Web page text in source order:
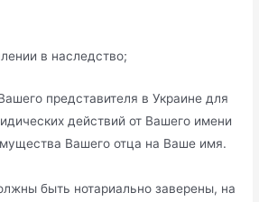
в наследство;
представителя в Украине для
действий от Вашего имени
Вашего отца на Ваше имя.
быть нотариально заверены, на